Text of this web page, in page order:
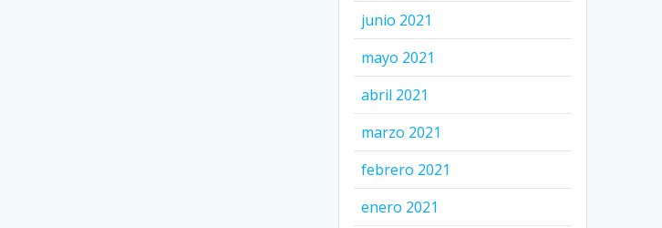
junio 2021
mayo 2021
abril 2021
marzo 2021
febrero 2021
enero 2021